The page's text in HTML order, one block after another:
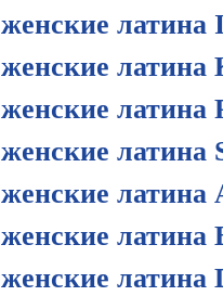
женские латина
женские латина
женские латина
женские латина
женские латина
женские латина
женские латина